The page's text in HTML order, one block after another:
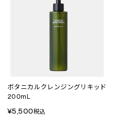
ボタニカルクレンジングリキッド
200mL
¥5,500税込